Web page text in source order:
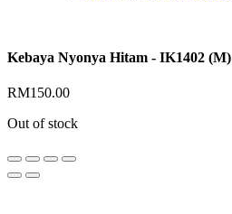
Kebaya Nyonya Hitam - IK1402 (M)
RM150.00
Out of stock